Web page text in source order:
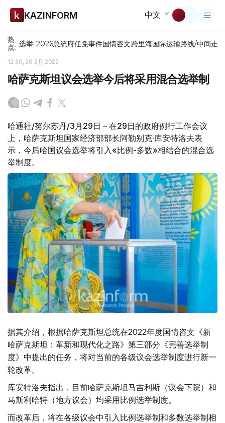
KAZINFORM 中文
热
点: 选举-2026总统府任免事件国情咨文跨里海国际运输路线/中间走廊
12:30, 29 3月 2022
哈萨克斯坦议会选举今后将采用混合选举制
哈通社/努尔苏丹/3月29日 – 在29日的政府例行工作会议
上，哈萨克斯坦国家经济部部长阿勒别克·库安特洛夫表
示，今后哈国议会选举将引入«比例-多数»相结合的混合选
举制度。
据其介绍，根据哈萨克斯坦总统在2022年度国情咨文《新
哈萨克斯坦：革新和现代化之路》第三部分《完善选举制
度》中提出的任务，将对当前的各级议会选举制度进行新一
轮改革。
库安特洛夫指出，目前哈萨克斯坦马吉利斯（议会下院）和
马斯利哈特（地方议会）均采用比例选举制度。
而改革后，将在各级议会中引入比例选举制和多数选举制相